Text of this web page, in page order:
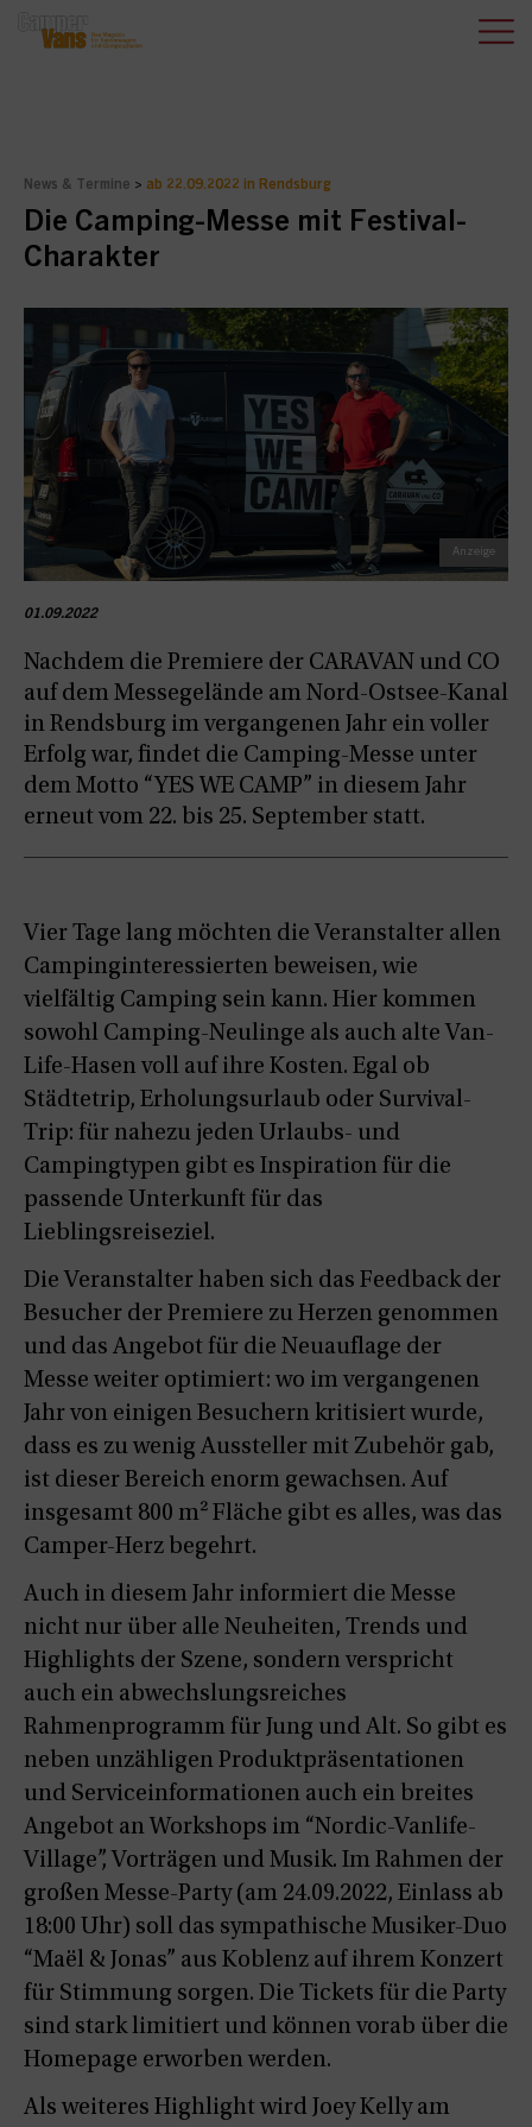
News & Termine > ab 22.09.2022 in Rendsburg
Die Camping-Messe mit Festival-
Charakter
01.09.2022
Nachdem die Premiere der CARAVAN und CO
auf dem Messegelände am Nord-Ostsee-Kanal
in Rendsburg im vergangenen Jahr ein voller
Erfolg war, findet die Camping-Messe unter
dem Motto “YES WE CAMP” in diesem Jahr
erneut vom 22. bis 25. September statt.
Vier Tage lang möchten die Veranstalter allen
Campinginteressierten beweisen, wie
vielfältig Camping sein kann. Hier kommen
sowohl Camping-Neulinge als auch alte Van-
Life-Hasen voll auf ihre Kosten. Egal ob
Städtetrip, Erholungsurlaub oder Survival-
Trip: für nahezu jeden Urlaubs- und
Campingtypen gibt es Inspiration für die
passende Unterkunft für das
Lieblingsreiseziel.
Die Veranstalter haben sich das Feedback der
Besucher der Premiere zu Herzen genommen
und das Angebot für die Neuauflage der
Messe weiter optimiert: wo im vergangenen
Jahr von einigen Besuchern kritisiert wurde,
dass es zu wenig Aussteller mit Zubehör gab,
ist dieser Bereich enorm gewachsen. Auf
insgesamt 800 m² Fläche gibt es alles, was das
Camper-Herz begehrt.
Auch in diesem Jahr informiert die Messe
nicht nur über alle Neuheiten, Trends und
Highlights der Szene, sondern verspricht
auch ein abwechslungsreiches
Rahmenprogramm für Jung und Alt. So gibt es
neben unzähligen Produktpräsentationen
und Serviceinformationen auch ein breites
Angebot an Workshops im “Nordic-Vanlife-
Village”, Vorträgen und Musik. Im Rahmen der
großen Messe-Party (am 24.09.2022, Einlass ab
18:00 Uhr) soll das sympathische Musiker-Duo
“Maël & Jonas” aus Koblenz auf ihrem Konzert
für Stimmung sorgen. Die Tickets für die Party
sind stark limitiert und können vorab über die
Homepage erworben werden.
Als weiteres Highlight wird Joey Kelly am